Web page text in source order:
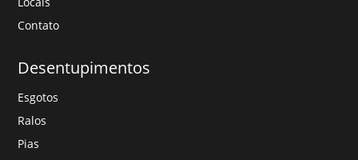
Contato
Desentupimentos
Esgotos
Ralos
Pias